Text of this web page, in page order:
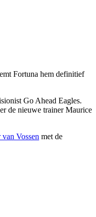
Fortuna hem definitief
Go Ahead Eagles.
de nieuwe trainer Maurice
van Vossen met de